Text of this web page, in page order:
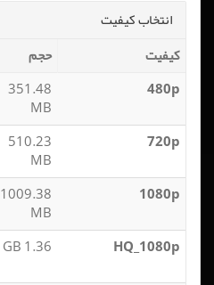
انتخاب کیفیت
کیفیت
حجم
480p
351.48
MB
720p
510.23
MB
1080p
1009.38
MB
HQ_1080p
1.36 GB